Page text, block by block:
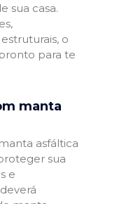
sua casa.
o
para te
manta
asfáltica
sua
e